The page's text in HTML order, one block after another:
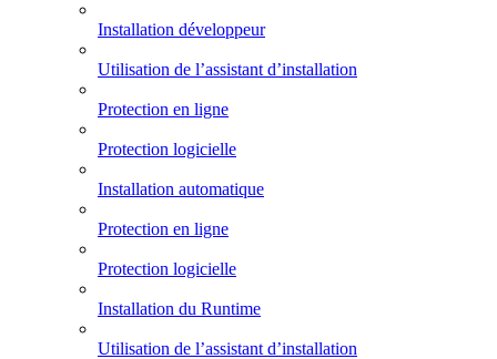
Installation développeur
Utilisation de l’assistant d’installation
Protection en ligne
Protection logicielle
Installation automatique
Protection en ligne
Protection logicielle
Installation du Runtime
Utilisation de l’assistant d’installation